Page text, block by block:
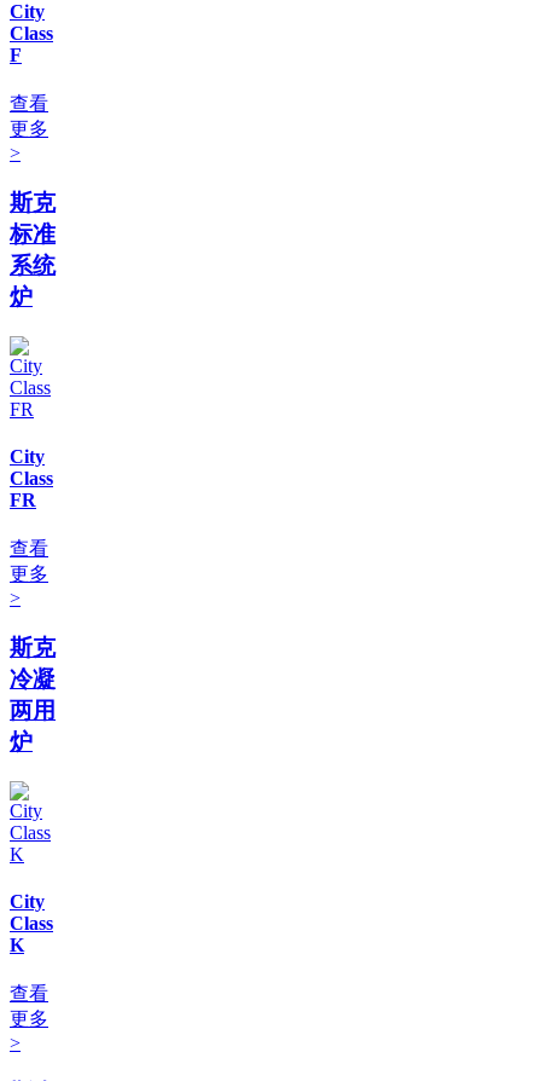
City
Class
F
查看
更多
>
斯克
标准
系统
炉
City
Class
FR
查看
更多
>
斯克
冷凝
两用
炉
City
Class
K
查看
更多
>